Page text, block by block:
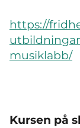
https://
musiklabb/
Kursen på